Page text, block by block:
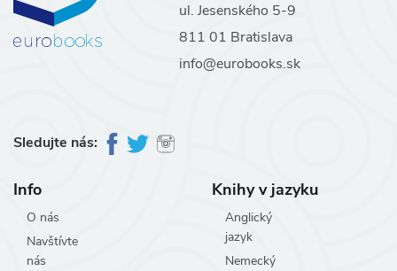
ul. Jesenského 5-9
811 01 Bratislava
info@eurobooks.sk
Sledujte nás:
Info
O nás
Navštívte
nás
Knihy v jazyku
Anglický
jazyk
Nemecký